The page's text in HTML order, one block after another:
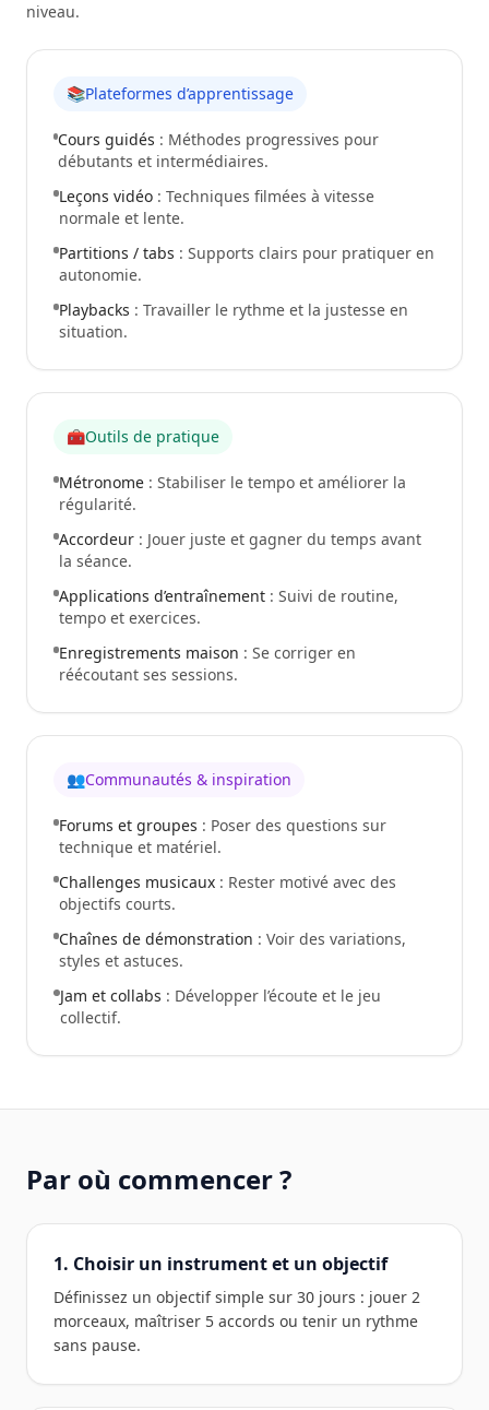
niveau.
📚Plateformes d’apprentissage
Cours guidés : Méthodes progressives pour
débutants et intermédiaires.
Leçons vidéo : Techniques filmées à vitesse
normale et lente.
Partitions / tabs : Supports clairs pour pratiquer en
autonomie.
Playbacks : Travailler le rythme et la justesse en
situation.
🧰Outils de pratique
Métronome : Stabiliser le tempo et améliorer la
régularité.
Accordeur : Jouer juste et gagner du temps avant
la séance.
Applications d’entraînement: Suivi de routine,
tempo et exercices.
Enregistrements maison : Se corriger en
réécoutant ses sessions.
👥Communautés & inspiration
Forums et groupes : Poser des questions sur
technique et matériel.
Challenges musicaux: Rester motivé avec des
objectifs courts.
Chaînes de démonstration : Voir des variations,
styles et astuces.
Jam et collabs : Développer l’écoute et le jeu
collectif.
Par où commencer ?
1. Choisir un instrument et un objectif
Définissez un objectif simple sur 30 jours : jouer 2
morceaux, maîtriser 5 accords ou tenir un rythme
sans pause.